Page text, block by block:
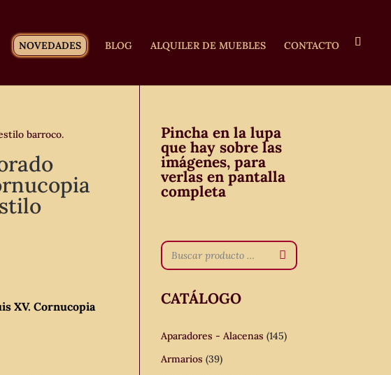
NOVEDADES BLOG ALQUILER DE MUEBLES CONTACTO
barroco.
XV. Cornucopia
Pincha en la lupa
que hay sobre las
imágenes, para
verlas en pantalla
completa
CATÁLOGO
Aparadores - Alacenas (145)
Armarios (39)